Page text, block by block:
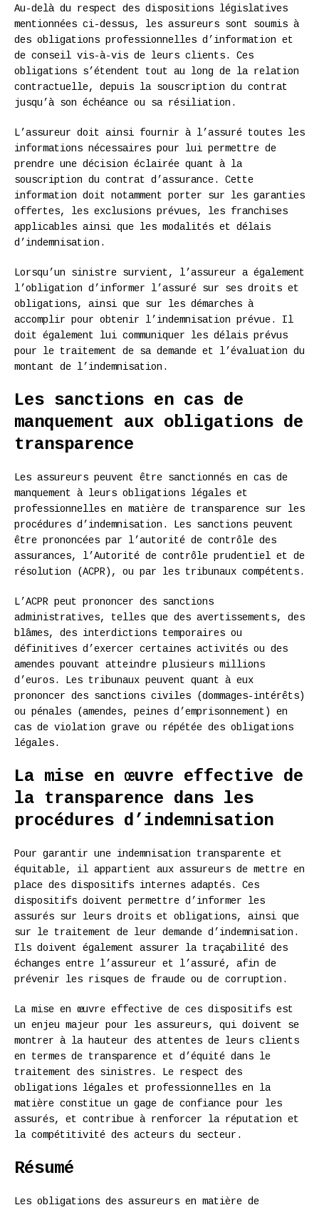
Au-delà du respect des dispositions législatives
mentionnées ci-dessus, les assureurs sont soumis à
des obligations professionnelles d’information et
de conseil vis-à-vis de leurs clients. Ces
obligations s’étendent tout au long de la relation
contractuelle, depuis la souscription du contrat
jusqu’à son échéance ou sa résiliation.
L’assureur doit ainsi fournir à l’assuré toutes les
informations nécessaires pour lui permettre de
prendre une décision éclairée quant à la
souscription du contrat d’assurance. Cette
information doit notamment porter sur les garanties
offertes, les exclusions prévues, les franchises
applicables ainsi que les modalités et délais
d’indemnisation.
Lorsqu’un sinistre survient, l’assureur a également
l’obligation d’informer l’assuré sur ses droits et
obligations, ainsi que sur les démarches à
accomplir pour obtenir l’indemnisation prévue. Il
doit également lui communiquer les délais prévus
pour le traitement de sa demande et l’évaluation du
montant de l’indemnisation.
Les sanctions en cas de
manquement aux obligations de
transparence
Les assureurs peuvent être sanctionnés en cas de
manquement à leurs obligations légales et
professionnelles en matière de transparence sur les
procédures d’indemnisation. Les sanctions peuvent
être prononcées par l’autorité de contrôle des
assurances, l’Autorité de contrôle prudentiel et de
résolution (ACPR), ou par les tribunaux compétents.
L’ACPR peut prononcer des sanctions
administratives, telles que des avertissements, des
blâmes, des interdictions temporaires ou
définitives d’exercer certaines activités ou des
amendes pouvant atteindre plusieurs millions
d’euros. Les tribunaux peuvent quant à eux
prononcer des sanctions civiles (dommages-intérêts)
ou pénales (amendes, peines d’emprisonnement) en
cas de violation grave ou répétée des obligations
légales.
La mise en œuvre effective de
la transparence dans les
procédures d’indemnisation
Pour garantir une indemnisation transparente et
équitable, il appartient aux assureurs de mettre en
place des dispositifs internes adaptés. Ces
dispositifs doivent permettre d’informer les
assurés sur leurs droits et obligations, ainsi que
sur le traitement de leur demande d’indemnisation.
Ils doivent également assurer la traçabilité des
échanges entre l’assureur et l’assuré, afin de
prévenir les risques de fraude ou de corruption.
La mise en œuvre effective de ces dispositifs est
un enjeu majeur pour les assureurs, qui doivent se
montrer à la hauteur des attentes de leurs clients
en termes de transparence et d’équité dans le
traitement des sinistres. Le respect des
obligations légales et professionnelles en la
matière constitue un gage de confiance pour les
assurés, et contribue à renforcer la réputation et
la compétitivité des acteurs du secteur.
Résumé
Les obligations des assureurs en matière de